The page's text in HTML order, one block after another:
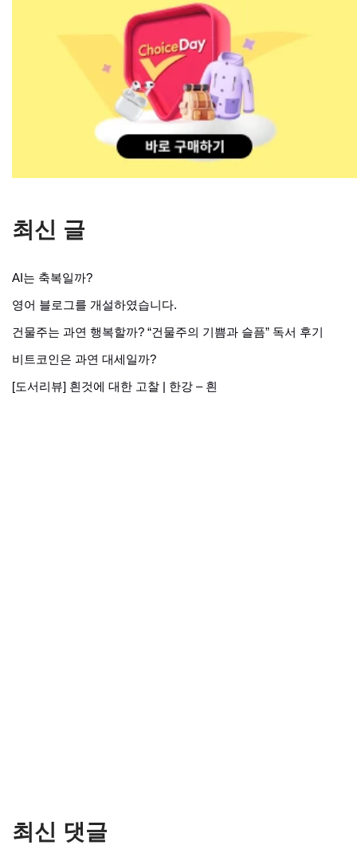
최신 글
AI는 축복일까?
영어 블로그를 개설하였습니다.
건물주는 과연 행복할까? “건물주의 기쁨과 슬픔” 독서 후기
비트코인은 과연 대세일까?
[도서리뷰] 흰것에 대한 고찰 | 한강 – 흰
최신 댓글